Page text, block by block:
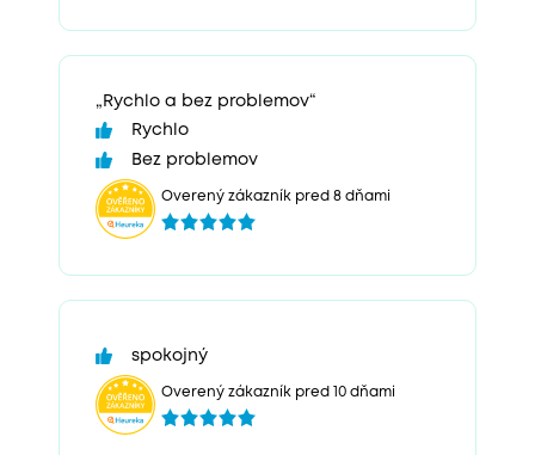
„Rychlo a bez problemov“
Rychlo
Bez problemov
Overený zákazník pred 8 dňami
spokojný
Overený zákazník pred 10 dňami